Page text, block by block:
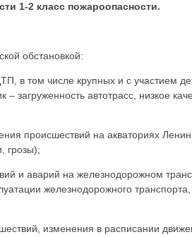
2 класс пожароопасности.
обстановкой:
в том числе крупных и с участием
загруженность автотрасс, низкое
происшествий на акваториях
грозы);
и аварий на железнодорожном
железнодорожного
изменения в расписании